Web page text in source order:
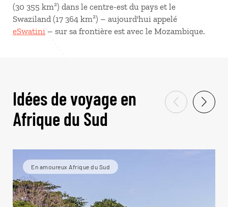
(30 355 km²) dans le centre-est du pays et le
Swaziland (17 364 km²) – aujourd'hui appelé
eSwatini – sur sa frontière est avec le Mozambique.
Idées de voyage en
Afrique du Sud
En amoureux Afrique du Sud